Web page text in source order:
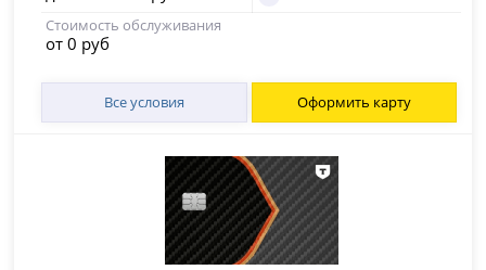
Стоимость обслуживания
от 0 руб
Все условия Оформить карту